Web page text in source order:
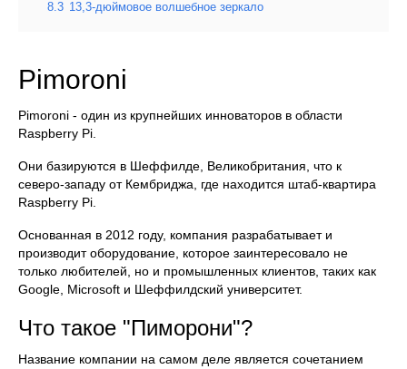
8.3 13,3-дюймовое волшебное зеркало
Pimoroni
Pimoroni - один из крупнейших инноваторов в области
Raspberry Pi.
Они базируются в Шеффилде, Великобритания, что к
северо-западу от Кембриджа, где находится штаб-квартира
Raspberry Pi.
Основанная в 2012 году, компания разрабатывает и
производит оборудование, которое заинтересовало не
только любителей, но и промышленных клиентов, таких как
Google, Microsoft и Шеффилдский университет.
Что такое "Пиморони"?
Название компании на самом деле является сочетанием